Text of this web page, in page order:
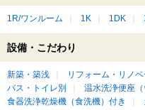
1R/ワンルーム 1K 1DK
設備・こだわり
新築・築浅 リフォーム・リノ
バス・トイレ別
温水洗浄便座
食器洗浄乾燥機（食洗機）付き